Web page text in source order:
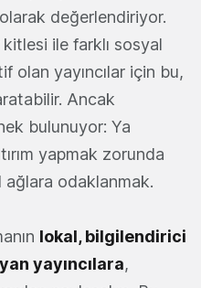
değerlendiriyor.
ile farklı sosyal
olan yayıncılar için bu,
Ancak
bulunuyor: Ya
yapmak zorunda
odaklanmak.
lokal, bilgilendirici
yayıncılara,